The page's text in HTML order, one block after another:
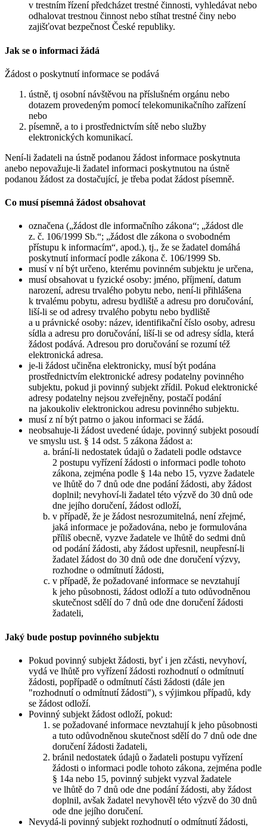
v trestním řízení předcházet trestné činnosti, vyhledávat nebo
odhalovat trestnou činnost nebo stíhat trestné činy nebo
zajišťovat bezpečnost České republiky.
Jak se o informaci žádá
Žádost o poskytnutí informace se podává
ústně, tj osobní návštěvou na příslušném orgánu nebo
dotazem provedeným pomocí telekomunikačního zařízení
nebo
písemně, a to i prostřednictvím sítě nebo služby
elektronických komunikací.
Není-li žadateli na ústně podanou žádost informace poskytnuta
anebo nepovažuje-li žadatel informaci poskytnutou na ústně
podanou žádost za dostačující, je třeba podat žádost písemně.
Co musí písemná žádost obsahovat
označena („žádost dle informačního zákona“; „žádost dle
z. č. 106/1999 Sb.“; „žádost dle zákona o svobodném
přístupu k informacím“, apod.), tj., že se žadatel domáhá
poskytnutí informací podle zákona č. 106/1999 Sb.
musí v ní být určeno, kterému povinném subjektu je určena,
musí obsahovat u fyzické osoby: jméno, příjmení, datum
narození, adresu trvalého pobytu nebo, není-li přihlášena
k trvalému pobytu, adresu bydliště a adresu pro doručování,
liší-li se od adresy trvalého pobytu nebo bydliště
a u právnické osoby: název, identifikační číslo osoby, adresu
sídla a adresu pro doručování, liší-li se od adresy sídla, která
žádost podává. Adresou pro doručování se rozumí též
elektronická adresa.
je-li žádost učiněna elektronicky, musí být podána
prostřednictvím elektronické adresy podatelny povinného
subjektu, pokud ji povinný subjekt zřídil. Pokud elektronické
adresy podatelny nejsou zveřejněny, postačí podání
na jakoukoliv elektronickou adresu povinného subjektu.
musí z ní být patrno o jakou informaci se žádá.
neobsahuje-li žádost uvedené údaje, povinný subjekt posoudí
ve smyslu ust. § 14 odst. 5 zákona žádost a:
brání-li nedostatek údajů o žadateli podle odstavce
2 postupu vyřízení žádosti o informaci podle tohoto
zákona, zejména podle § 14a nebo 15, vyzve žadatele
ve lhůtě do 7 dnů ode dne podání žádosti, aby žádost
doplnil; nevyhoví-li žadatel této výzvě do 30 dnů ode
dne jejího doručení, žádost odloží,
v případě, že je žádost nesrozumitelná, není zřejmé,
jaká informace je požadována, nebo je formulována
příliš obecně, vyzve žadatele ve lhůtě do sedmi dnů
od podání žádosti, aby žádost upřesnil, neupřesní-li
žadatel žádost do 30 dnů ode dne doručení výzvy,
rozhodne o odmítnutí žádosti,
v případě, že požadované informace se nevztahují
k jeho působnosti, žádost odloží a tuto odůvodněnou
skutečnost sdělí do 7 dnů ode dne doručení žádosti
žadateli,
Jaký bude postup povinného subjektu
Pokud povinný subjekt žádosti, byť i jen zčásti, nevyhoví,
vydá ve lhůtě pro vyřízení žádosti rozhodnutí o odmítnutí
žádosti, popřípadě o odmítnutí části žádosti (dále jen
"rozhodnutí o odmítnutí žádosti"), s výjimkou případů, kdy
se žádost odloží.
Povinný subjekt žádost odloží, pokud:
se požadované informace nevztahují k jeho působnosti
a tuto odůvodněnou skutečnost sdělí do 7 dnů ode dne
doručení žádosti žadateli,
bránil nedostatek údajů o žadateli postupu vyřízení
žádosti o informaci podle tohoto zákona, zejména podle
§ 14a nebo 15, povinný subjekt vyzval žadatele
ve lhůtě do 7 dnů ode dne podání žádosti, aby žádost
doplnil, avšak žadatel nevyhověl této výzvě do 30 dnů
ode dne jejího doručení.
Nevydá-li povinný subjekt rozhodnutí o odmítnutí žádosti,